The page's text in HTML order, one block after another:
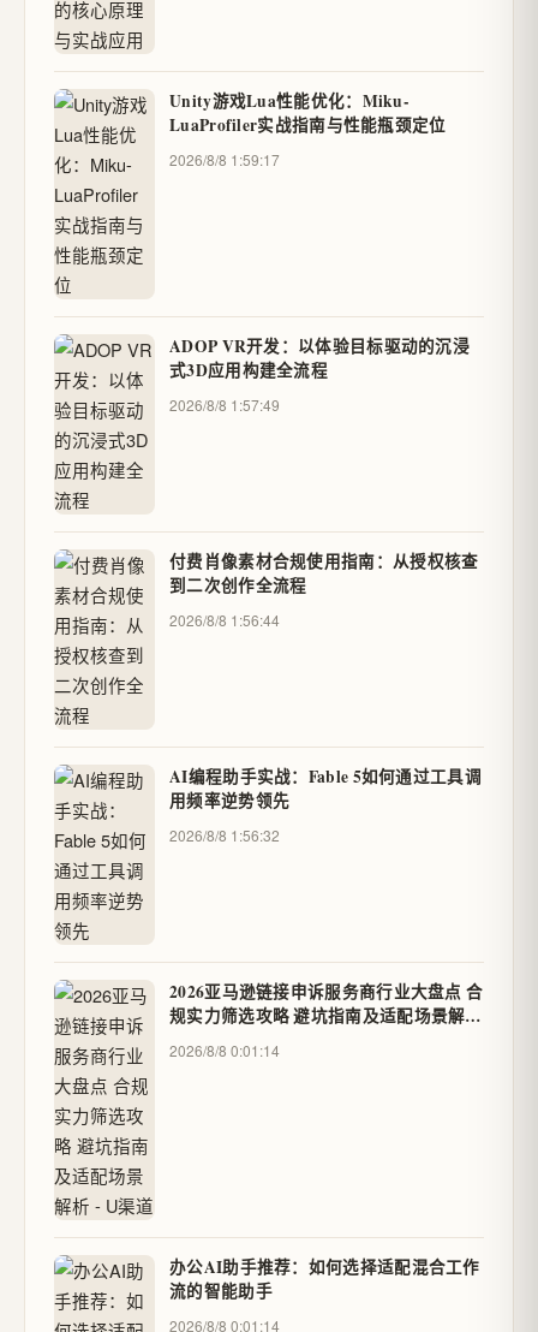
Unity游戏Lua性能优化：Miku-
LuaProfiler实战指南与性能瓶颈定位
2026/8/8 1:59:17
ADOP VR开发：以体验目标驱动的沉浸
式3D应用构建全流程
2026/8/8 1:57:49
付费肖像素材合规使用指南：从授权核查
到二次创作全流程
2026/8/8 1:56:44
AI编程助手实战：Fable 5如何通过工具调
用频率逆势领先
2026/8/8 1:56:32
2026亚马逊链接申诉服务商行业大盘点 合
规实力筛选攻略 避坑指南及适配场景解析
- U渠道
2026/8/8 0:01:14
办公AI助手推荐：如何选择适配混合工作
流的智能助手
2026/8/8 0:01:14